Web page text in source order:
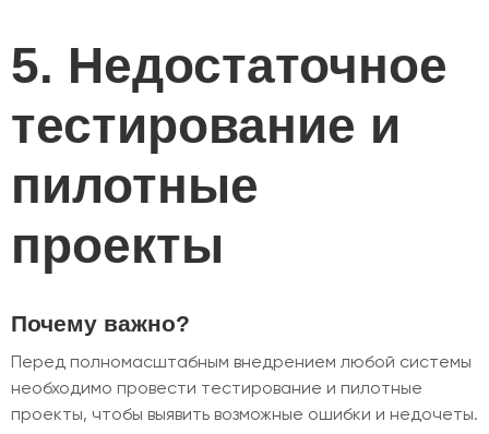
5. Недостаточное
тестирование и
пилотные
проекты
Почему важно?
Перед полномасштабным внедрением любой системы
необходимо провести тестирование и пилотные
проекты, чтобы выявить возможные ошибки и недочеты.